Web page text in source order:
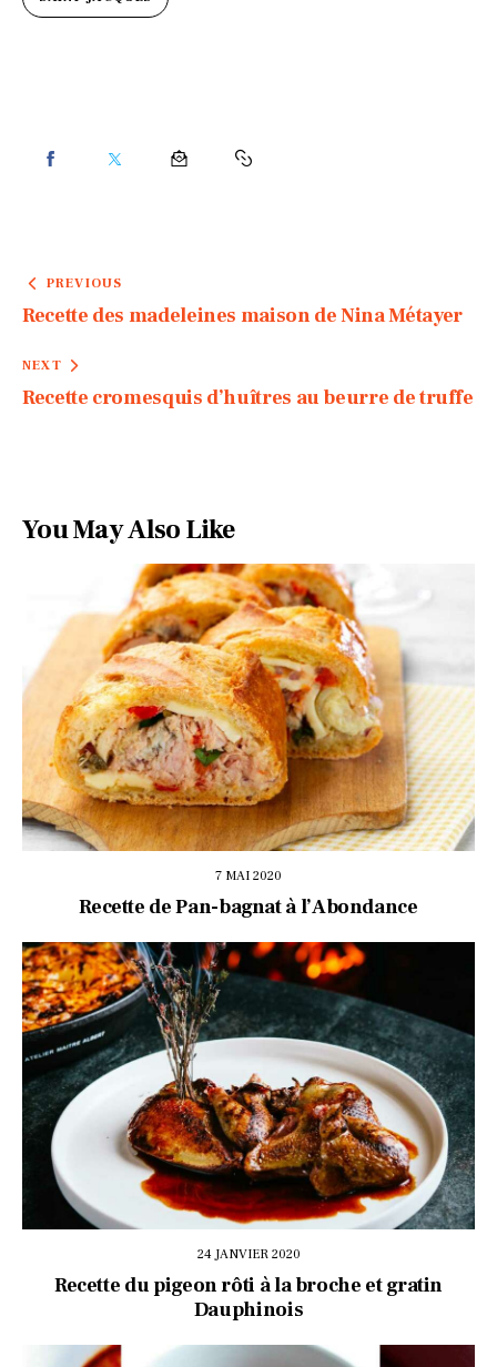
PREVIOUS
Recette des madeleines maison de Nina Métayer
NEXT
Recette cromesquis d’huîtres au beurre de truffe
You May Also Like
7 MAI 2020
Recette de Pan-bagnat à l’Abondance
24 JANVIER 2020
Recette du pigeon rôti à la broche et gratin
Dauphinois